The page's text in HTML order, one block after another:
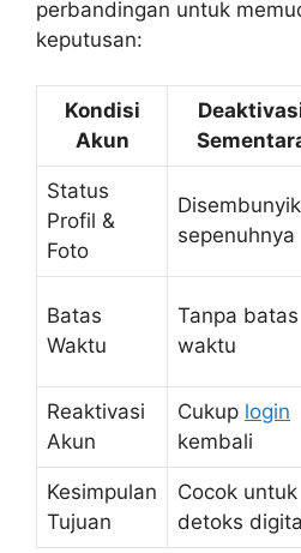
perbandingan untuk
keputusan:
Kondisi
Akun
Status
Profil &
Foto
sepenuhnya
Batas
Waktu
Tanpa batas
waktu
Reaktivasi
Akun
Cukup login
kembali
Kesimpulan
Tujuan
Cocok untuk
detoks